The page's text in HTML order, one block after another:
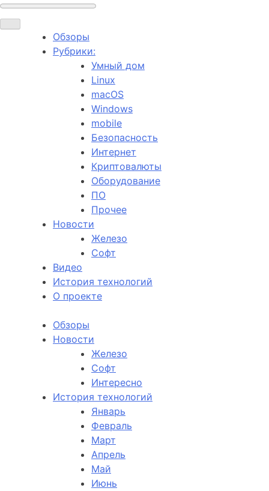
Обзоры
Рубрики:
Умный дом
Linux
macOS
Windows
mobile
Безопасность
Интернет
Криптовалюты
Оборудование
ПО
Прочее
Новости
Железо
Софт
Видео
История технологий
О проекте
Обзоры
Новости
Железо
Софт
Интересно
История технологий
Январь
Февраль
Март
Апрель
Май
Июнь